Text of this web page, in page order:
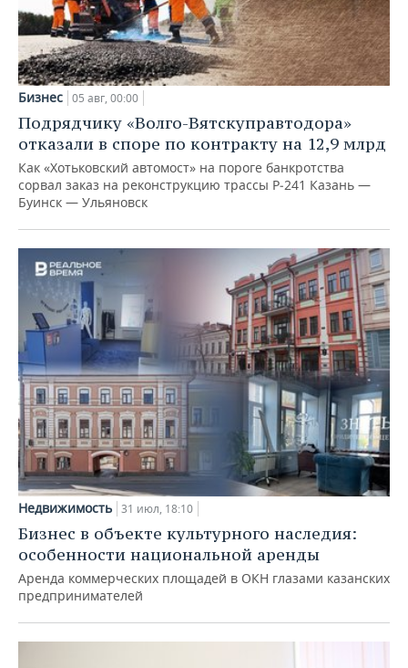
Бизнес 05 авг, 00:00
Подрядчику «Волго-Вятскуправтодора»
отказали в споре по контракту на 12,9 млрд
Как «Хотьковский автомост» на пороге банкротства
сорвал заказ на реконструкцию трассы Р‑241 Казань —
Буинск — Ульяновск
Недвижимость 31 июл, 18:10
Бизнес в объекте культурного наследия:
особенности национальной аренды
Аренда коммерческих площадей в ОКН глазами казанских
предпринимателей